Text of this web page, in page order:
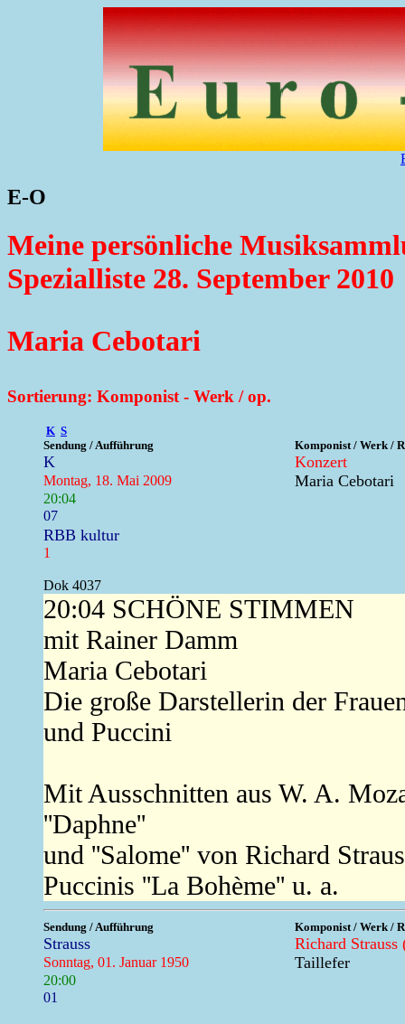
E-O
Meine persönliche
Spezialliste 28. September 2010
Maria Cebotari
Sortierung: Komponist - Werk / op.
K S
Sendung / Aufführung
Komponist / Werk /
K Konzert
Montag, 18. Mai 2009 Maria Cebotari
20:04
07
RBB kultur
1
Dok 4037
20:04 SCHÖNE STIMMEN
mit Rainer Damm
Maria Cebotari
Die große Darstellerin der
und Puccini
Mit Ausschnitten aus W. A.
''Daphne''
und ''Salome'' von Richard
Puccinis ''La Bohème'' u. a.
Sendung / Aufführung Komponist / Werk /
Strauss Richard Strauss
Sonntag, 01. Januar 1950 Taillefer
20:00
01